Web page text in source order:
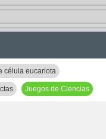
célula eucariota
Juegos de Ciencias